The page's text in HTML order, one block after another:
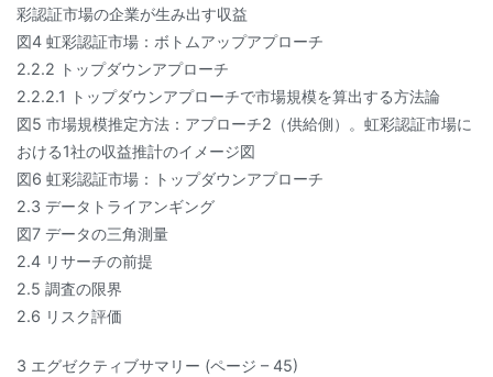
彩認証市場の企業が生み出す収益
図4 虹彩認証市場：ボトムアップアプローチ
2.2.2 トップダウンアプローチ
2.2.2.1 トップダウンアプローチで市場規模を算出する方法論
図5 市場規模推定方法：アプローチ2（供給側）。虹彩認証市場に
おける1社の収益推計のイメージ図
図6 虹彩認証市場：トップダウンアプローチ
2.3 データトライアンギング
図7 データの三角測量
2.4 リサーチの前提
2.5 調査の限界
2.6 リスク評価
3 エグゼクティブサマリー (ページ – 45)